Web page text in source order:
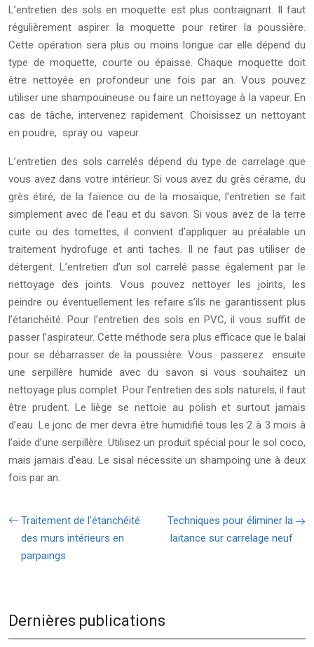
L’entretien des sols en moquette est plus contraignant. Il faut
régulièrement aspirer la moquette pour retirer la poussière.
Cette opération sera plus ou moins longue car elle dépend du
type de moquette, courte ou épaisse. Chaque moquette doit
être nettoyée en profondeur une fois par an. Vous pouvez
utiliser une shampouineuse ou faire un nettoyage à la vapeur. En
cas de tâche, intervenez rapidement. Choisissez un nettoyant
en poudre, spray ou vapeur.
L’entretien des sols carrelés dépend du type de carrelage que
vous avez dans votre intérieur. Si vous avez du grès cérame, du
grès étiré, de la faïence ou de la mosaïque, l’entretien se fait
simplement avec de l’eau et du savon. Si vous avez de la terre
cuite ou des tomettes, il convient d’appliquer au préalable un
traitement hydrofuge et anti taches. Il ne faut pas utiliser de
détergent. L’entretien d’un sol carrelé passe également par le
nettoyage des joints. Vous pouvez nettoyer les joints, les
peindre ou éventuellement les refaire s’ils ne garantissent plus
l’étanchéité. Pour l’entretien des sols en PVC, il vous suffit de
passer l’aspirateur. Cette méthode sera plus efficace que le balai
pour se débarrasser de la poussière. Vous passerez ensuite
une serpillère humide avec du savon si vous souhaitez un
nettoyage plus complet. Pour l’entretien des sols naturels, il faut
être prudent. Le liège se nettoie au polish et surtout jamais
d’eau. Le jonc de mer devra être humidifié tous les 2 à 3 mois à
l’aide d’une serpillère. Utilisez un produit spécial pour le sol coco,
mais jamais d’eau. Le sisal nécessite un shampoing une à deux
fois par an.
Traitement de l’étanchéité
des murs intérieurs en
parpaings
Techniques pour éliminer la
laitance sur carrelage neuf
Dernières publications